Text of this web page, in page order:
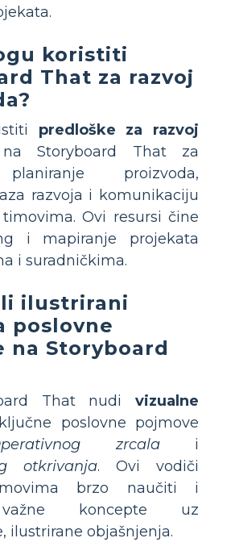
koristiti
That za razvoj
predloške za razvoj
Storyboard That za
proizvoda,
razvoja i komunikaciju
Ovi resursi čine
i mapiranje projekata
i suradničkima.
ilustrirani
poslovne
na Storyboard
That nudi vizualne
poslovne pojmove
zrcalai
otkrivanja. Ovi vodiči
brzo naučiti i
koncepte uz
ilustrirane objašnjenja.